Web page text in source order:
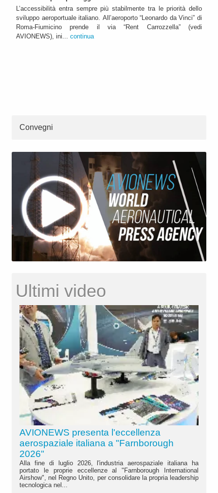
L’accessibilità entra sempre più stabilmente tra le priorità dello
sviluppo aeroportuale italiano. All’aeroporto “Leonardo da Vinci” di
Roma-Fiumicino prende il via “Rent Carrozzella” (vedi
AVIONEWS), ini... continua
Convegni
Ultimi video
AVIONEWS presenta l'eccellenza
aerospaziale italiana a "Farnborough
2026"
Alla fine di luglio 2026, l'industria aerospaziale italiana ha
portato le proprie eccellenze al "Farnborough International
Airshow", nel Regno Unito, per consolidare la propria leadership
tecnologica nel...